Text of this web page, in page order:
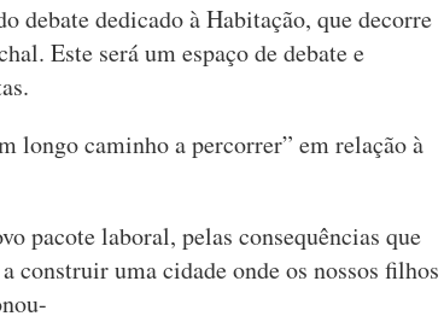
debate dedicado à Habitação, que decorre
Este será um espaço de debate e
longo caminho a percorrer” em relação à
pacote laboral, pelas consequências que
construir uma cidade onde os nossos filhos